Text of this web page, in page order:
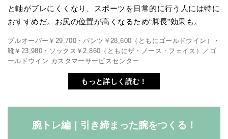
と軸がブレにくくなり、スポーツを日常的に行う人には特に
おすすめだ。お尻の位置が高くなるため“脚長”効果も。
プルオーバー￥29,700・パンツ￥28,600（ともにゴールドウイン）・
靴￥23,980・ソックス￥2,860（ともにザ・ノース・フェイス）／ゴ
ールドウイン カスタマーサービスセンター
もっと詳しく読む！
腕トレ編｜引き締まった腕をつくる！